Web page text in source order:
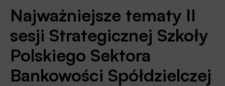
Najważniejsze tematy II
sesji Strategicznej Szkoły
Polskiego Sektora
Bankowości Spółdzielczej